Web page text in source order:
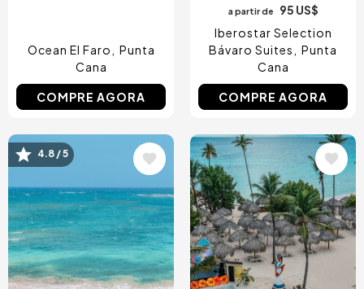
Ocean El Faro
Punta
Cana
COMPRE AGORA
a partir de
95 US$
Iberostar Selection
Bávaro Suites
Punta
Cana
COMPRE AGORA
Imagem
4.8 / 5 Imagem